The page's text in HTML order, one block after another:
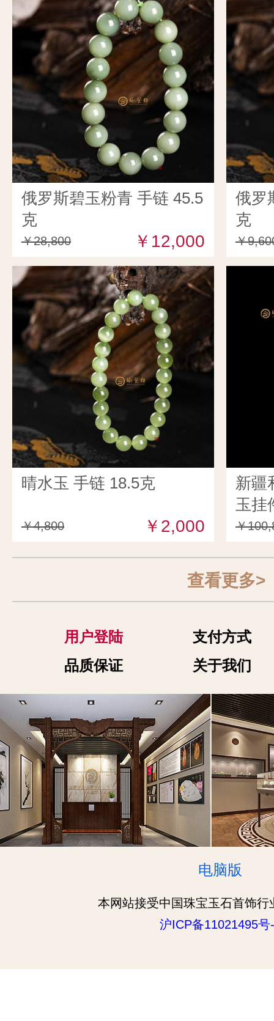
俄罗斯碧玉粉青 手链 45.5
克
￥28,800 ￥12,000
俄罗
克
￥
晴水玉 手链 18.5克
￥4,800 ￥2,000
新疆
玉挂
￥
查看更多>
用户登陆
支付方式
品质保证
关于我们
电脑版
本网站接受中国珠宝玉石首饰行
沪ICP备11021495号